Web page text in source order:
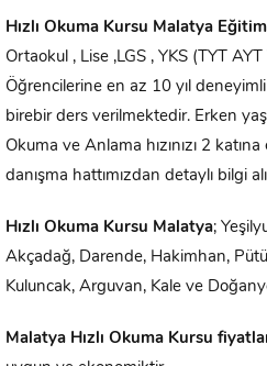
Hızlı Okuma Kursu Malatya Eğitim
Ortaokul , Lise ,LGS , YKS (TYT
Öğrencilerine en az 10 yıl
birebir ders verilmektedir. Erken
Okuma ve Anlama hızınızı 2
danışma hattımızdan detaylı bilgi
Hızlı Okuma Kursu Malatya;
Akçadağ, Darende, Hakimhan,
Kuluncak, Arguvan, Kale ve
Malatya Hızlı Okuma Kursu